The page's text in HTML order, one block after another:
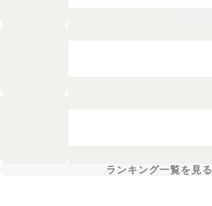
ランキング一覧を見る